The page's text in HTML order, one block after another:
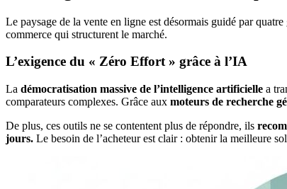
Le paysage de la vente en ligne est désormais guidé par
commerce qui structurent le marché.
L’exigence du « Zéro Effort » grâce à l’IA
La démocratisation massive de l’intelligence artificielle a
comparateurs complexes. Grâce aux moteurs de recherche
De plus, ces outils ne se contentent plus de répondre, ils
jours. Le besoin de l’acheteur est clair : obtenir la meilleure